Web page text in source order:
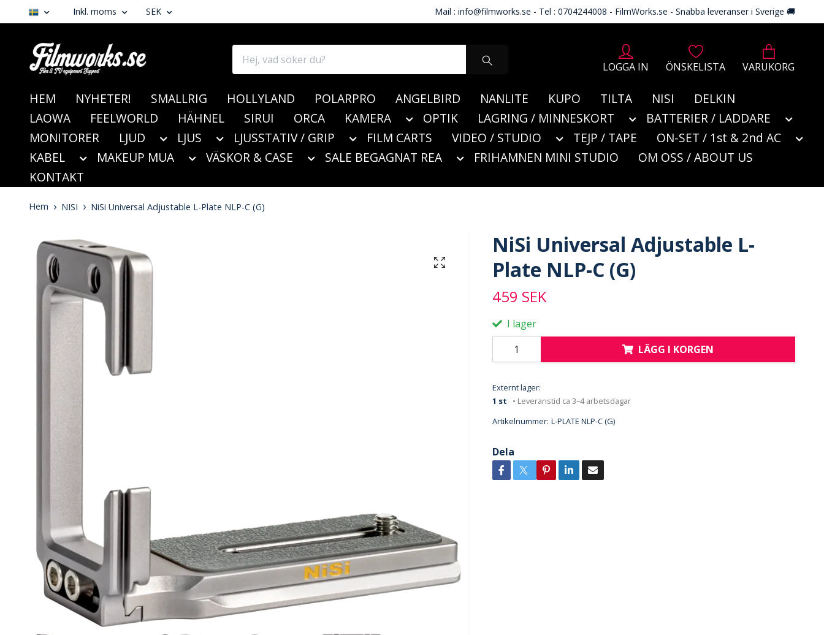
Inkl. moms SEK Mail : info@filmworks.se - Tel : 0704244008 - FilmWorks.se - Snabba leveranser i Sverige 🚚
LOGGA IN ÖNSKELISTA VARUKORG
HEM NYHETER! SMALLRIG HOLLYLAND POLARPRO ANGELBIRD NANLITE KUPO TILTA NISI
DELKIN
LAOWA
FEELWORLD HÄHNEL SIRUI ORCA KAMERA OPTIK LAGRING / MINNESKORT
BATTERIER / LADDARE
MONITORER
LJUD LJUS LJUSSTATIV / GRIP FILM CARTS VIDEO / STUDIO TEJP / TAPE
ON-SET / 1st & 2nd AC
KABEL
MAKEUP MUA VÄSKOR & CASE SALE BEGAGNAT REA FRIHAMNEN MINI STUDIO
OM OSS / ABOUT US
KONTAKT
Hem NISI NiSi Universal Adjustable L-Plate NLP-C (G)
NiSi Universal Adjustable L-
Plate NLP-C (G)
459 SEK
I lager
LÄGG I KORGEN
Externt lager:
1 st
• Leveranstid ca 3–4 arbetsdagar
Artikelnummer: L-PLATE NLP-C (G)
Dela